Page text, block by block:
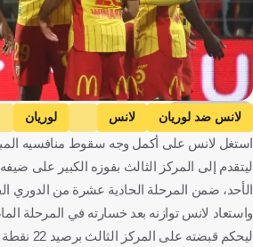
Getty Images
لانس ضد لوريان لانس لوريان
فرنسا
كرة قدم
استغل لانس على أكمل وجه سقوط منافسيه
ليتقدم إلى المركز الثالث بفوزه الكبير على ضيفه
الأحد، ضمن المرحلة الحادية عشرة من الدوري
ليحكم